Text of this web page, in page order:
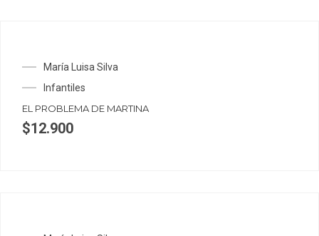
María Luisa Silva
Infantiles
EL PROBLEMA DE MARTINA
$12.900